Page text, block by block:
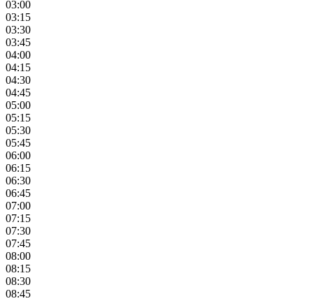
03:00
03:15
03:30
03:45
04:00
04:15
04:30
04:45
05:00
05:15
05:30
05:45
06:00
06:15
06:30
06:45
07:00
07:15
07:30
07:45
08:00
08:15
08:30
08:45